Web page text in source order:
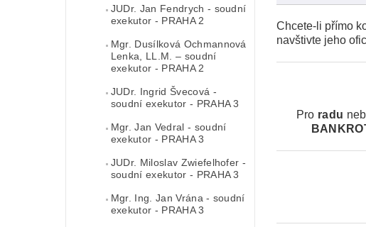
JUDr. Jan Fendrych - soudní
exekutor - PRAHA 2
Mgr. Dusílková Ochmannová
Lenka, LL.M. – soudní
exekutor - PRAHA 2
JUDr. Ingrid Švecová -
soudní exekutor - PRAHA 3
Mgr. Jan Vedral - soudní
exekutor - PRAHA 3
JUDr. Miloslav Zwiefelhofer -
soudní exekutor - PRAHA 3
Mgr. Ing. Jan Vrána - soudní
exekutor - PRAHA 3
Chcete-li přímo
navštivte jeho
Pro radu